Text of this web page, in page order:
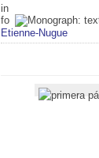
Etienne-Nugue